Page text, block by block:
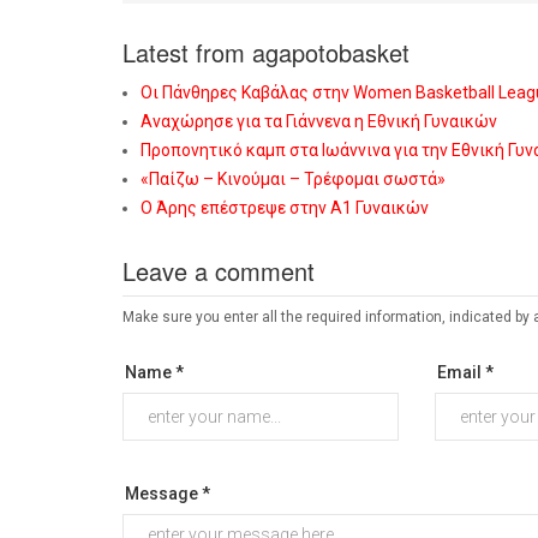
Latest from agapotobasket
Οι Πάνθηρες Καβάλας στην Women Basketball
Αναχώρησε για τα Γιάννενα η Εθνική Γυναικών
Προπονητικό καμπ στα Ιωάννινα για την Εθνική
«Παίζω – Κινούμαι – Τρέφομαι σωστά»
Ο Άρης επέστρεψε στην Α1 Γυναικών
Leave a comment
Make sure you enter all the required information, indicated by
Name * Email *
Message *